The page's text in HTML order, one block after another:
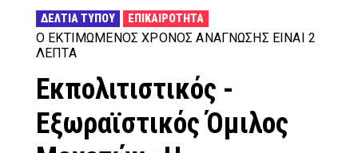
ΔΕΛΤΊΑ ΤΎΠΟΥ ΕΠΙΚΑΙΡΌΤΗΤΑ
Ο ΕΚΤΙΜΏΜΕΝΟΣ ΧΡΌΝΟΣ ΑΝΆΓΝΩΣΗΣ ΕΊΝΑΙ 2
ΛΕΠΤΆ
Εκπολιτιστικός -
Εξωραϊστικός Όμιλος